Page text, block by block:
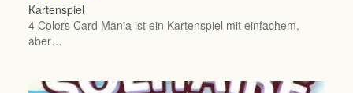
Kartenspiel
4 Colors Card Mania ist ein Kartenspiel mit einfachem,
aber…